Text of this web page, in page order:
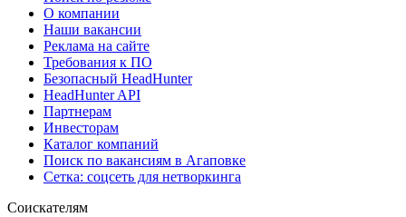
О компании
Наши вакансии
Реклама на сайте
Требования к ПО
Безопасный HeadHunter
HeadHunter API
Партнерам
Инвесторам
Каталог компаний
Поиск по вакансиям в Агаповке
Сетка: соцсеть для нетворкинга
Соискателям